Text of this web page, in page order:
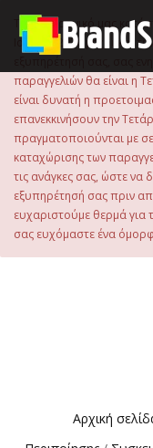
περιεχόμενο
Το ηλεκτρονικό μας
Ιουλίου 2026 μέχρι και
εξυπηρέτησή σας, σας
παραγγελιών θα είναι η
είναι δυνατή η
επανεκκινήσουν την
πραγματοποιούνται με
καταχώρισης των
τις ανάγκες σας, ώστε να
εξυπηρέτησή σας πριν
ευχαριστούμε θερμά για
σας ευχόμαστε ένα
Αρχική